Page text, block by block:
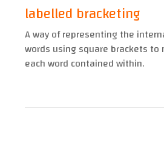
labelled bracketing
A way of representing the
words using square brackets
each word contained within.